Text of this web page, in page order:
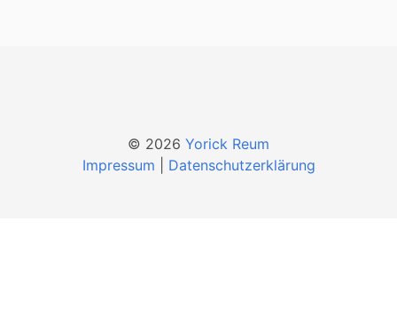
© 2026 Yorick Reum
Impressum
Datenschutzerklärung